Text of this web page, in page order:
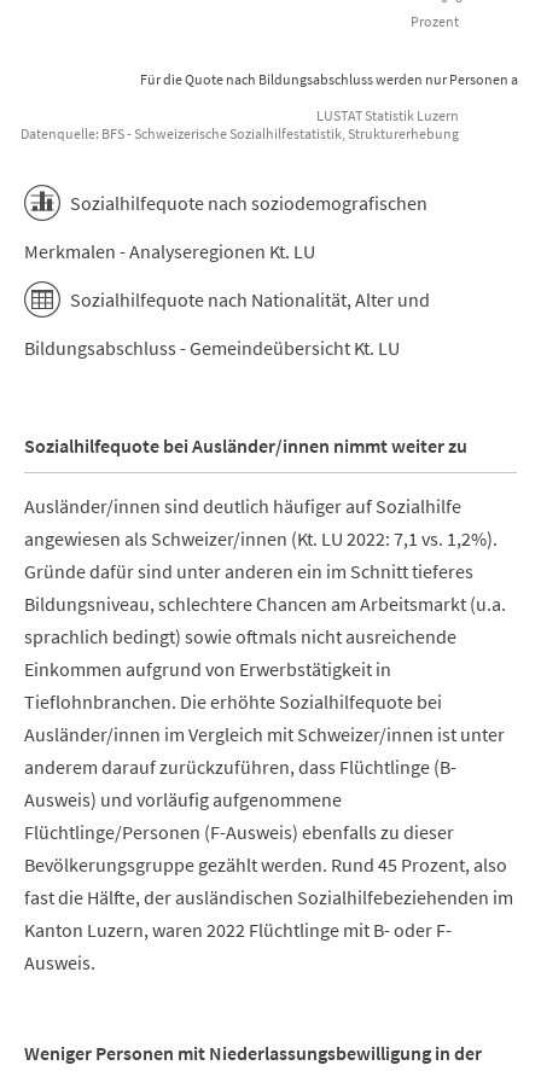
Für die Quote nach Bildungsabschluss werden nur Personen ab
Prozent
LUSTAT Statistik Luzern
Datenquelle: BFS - Schweizerische Sozialhilfestatistik, Strukturerhebung
Sozialhilfequote nach soziodemografischen
Merkmalen - Analyseregionen Kt. LU
Sozialhilfequote nach Nationalität, Alter und
Bildungsabschluss - Gemeindeübersicht Kt. LU
Sozialhilfequote bei Ausländer/innen nimmt weiter zu
Ausländer/innen sind deutlich häufiger auf Sozialhilfe
angewiesen als Schweizer/innen (Kt. LU 2022: 7,1 vs. 1,2%).
Gründe dafür sind unter anderen ein im Schnitt tieferes
Bildungsniveau, schlechtere Chancen am Arbeitsmarkt (u.a.
sprachlich bedingt) sowie oftmals nicht ausreichende
Einkommen aufgrund von Erwerbstätigkeit in
Tieflohnbranchen. Die erhöhte Sozialhilfequote bei
Ausländer/innen im Vergleich mit Schweizer/innen ist unter
anderem darauf zurückzuführen, dass Flüchtlinge (B-
Ausweis) und vorläufig aufgenommene
Flüchtlinge/Personen (F-Ausweis) ebenfalls zu dieser
Bevölkerungsgruppe gezählt werden. Rund 45 Prozent, also
fast die Hälfte, der ausländischen Sozialhilfebeziehenden im
Kanton Luzern, waren 2022 Flüchtlinge mit B- oder F-
Ausweis.
Weniger Personen mit Niederlassungsbewilligung in der